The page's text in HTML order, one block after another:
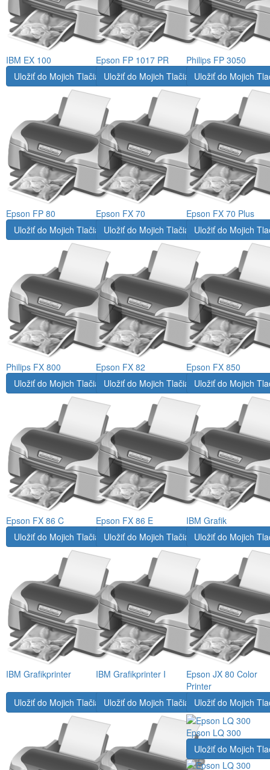
IBM EX 100 Epson FP 1017 PR
Philips FP 3050
Uložiť do Mojich Tlačiarní
Epson FP 80
Uložiť do Mojich Tlačiarní
Epson FX 70
Uložiť do Mojich
Epson FX 70 Plus
Uložiť do Mojich Tlačiarní
Philips FX 800
Uložiť do Mojich Tlačiarní
Epson FX 82
Uložiť do Mojich
Epson FX 850
Uložiť do Mojich Tlačiarní
Epson FX 86 C
Uložiť do Mojich Tlačiarní
Epson FX 86 E
Uložiť do Mojich
IBM Grafik
Uložiť do Mojich Tlačiarní
IBM Grafikprinter
Uložiť do Mojich Tlačiarní
IBM Grafikprinter I
Uložiť do Mojich
Epson JX 80 Color
Printer
Uložiť do Mojich TlačiarníUložiť do Mojich TlačiarníUložiť do Mojich
Epson LQ 300
Uložiť do Mojich